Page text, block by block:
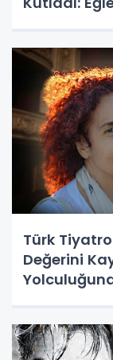
Türk
Değerini